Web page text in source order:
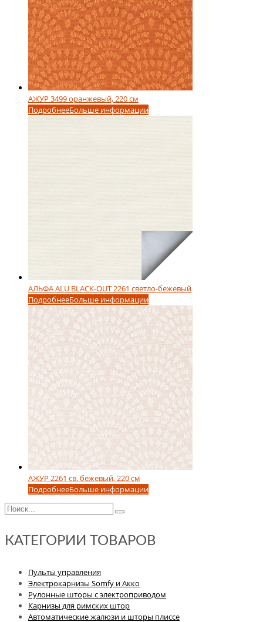
АЖУР 3499 оранжевый, 220 см
ПодробнееБольше информации
АЛЬФА ALU BLACK-OUT 2261 светло-бежевый
ПодробнееБольше информации
АЖУР 2261 св. бежевый, 220 см
ПодробнееБольше информации
КАТЕГОРИИ ТОВАРОВ
Пульты управления
Электрокарнизы Somfy и Акко
Рулонные шторы с электроприводом
Карнизы для римских штор
Автоматические жалюзи и шторы плиссе